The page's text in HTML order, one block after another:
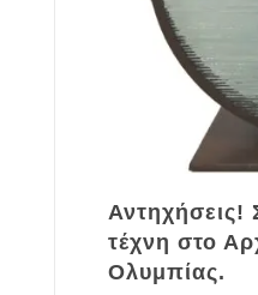
Αντηχήσεις!
τέχνη στο
Ολυμπίας.